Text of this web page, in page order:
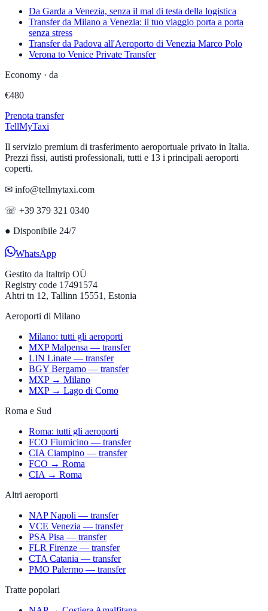
Da Garda a Venezia, senza il mal di testa della logistica
Transfer da Milano a Venezia: il tuo viaggio porta a porta
senza stress
Transfer da Padova all'Aeroporto di Venezia Marco Polo
Verona to Venice Private Transfer
Economy · da
€480
Prenota transfer
TellMyTaxi
Il servizio premium di trasferimento aeroportuale privato in Italia.
Prezzi fissi, autisti professionali, tutti e 13 i principali aeroporti
coperti.
✉ info@tellmytaxi.com
☏ +39 379 321 0340
● Disponibile 24/7
WhatsApp
Gestito da Italtrip OÜ
Registry code 17491574
Ahtri tn 12, Tallinn 15551, Estonia
Aeroporti di Milano
Milano: tutti gli aeroporti
MXP Malpensa — transfer
LIN Linate — transfer
BGY Bergamo — transfer
MXP → Milano
MXP → Lago di Como
Roma e Sud
Roma: tutti gli aeroporti
FCO Fiumicino — transfer
CIA Ciampino — transfer
FCO → Roma
CIA → Roma
Altri aeroporti
NAP Napoli — transfer
VCE Venezia — transfer
PSA Pisa — transfer
FLR Firenze — transfer
CTA Catania — transfer
PMO Palermo — transfer
Tratte popolari